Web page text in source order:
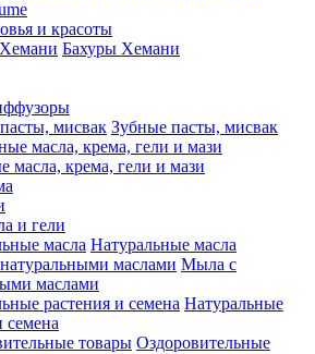
и красоты
Бахуры Хемани
Зубные пасты, мисвак
масла, крема, гели и мази
и гели
Натуральные масла
Мыла с
маслами
Натуральные
семена
Оздоровительные